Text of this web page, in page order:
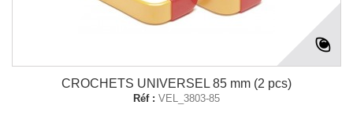
CROCHETS UNIVERSEL 85 mm (2 pcs)
Réf : VEL_3803-85